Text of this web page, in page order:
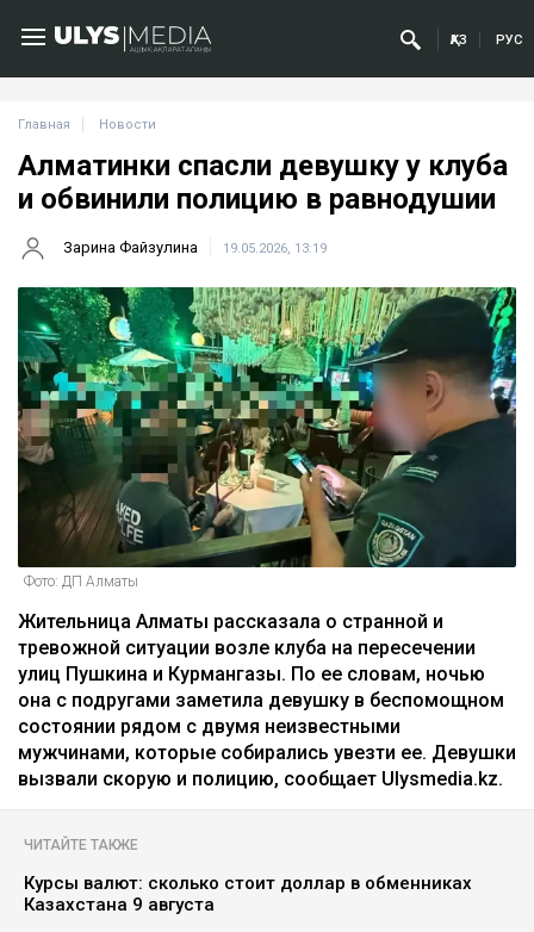
ҚАЗ РУС
Главная Новости
Алматинки спасли девушку у клуба
и обвинили полицию в равнодушии
Зарина Файзулина 19.05.2026, 13:19
Фото: ДП Алматы
Жительница Алматы рассказала о странной и
тревожной ситуации возле клуба на пересечении
улиц Пушкина и Курмангазы. По ее словам, ночью
она с подругами заметила девушку в беспомощном
состоянии рядом с двумя неизвестными
мужчинами, которые собирались увезти ее. Девушки
вызвали скорую и полицию, сообщает Ulysmedia.kz.
ЧИТАЙТЕ ТАКЖЕ
Курсы валют: сколько стоит доллар в обменниках
Казахстана 9 августа